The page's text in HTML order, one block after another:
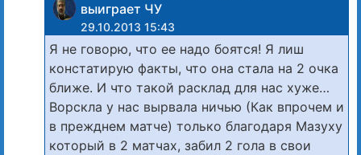
выиграет ЧУ
29.10.2013 15:43
Я не говорю, что ее надо боятся! Я лиш
констатирую факты, что она стала на 2 очка
ближе. И что такой расклад для нас хуже…
Ворскла у нас вырвала ничью (Как впрочем и
в прежднем матче) только благодаря Мазуху
который в 2 матчах, забил 2 гола в свои